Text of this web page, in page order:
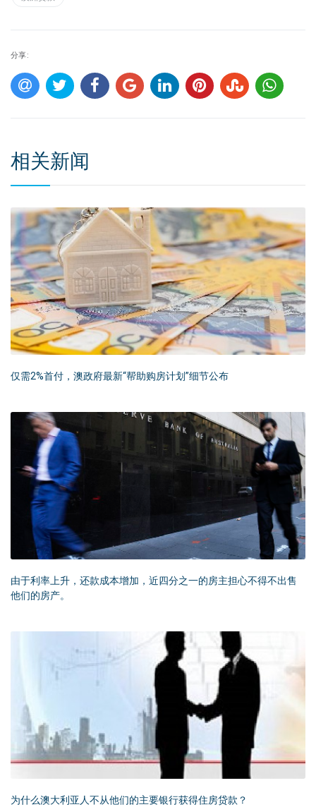
分享:
相关新闻
仅需2%首付，澳政府最新“帮助购房计划”细节公布
由于利率上升，还款成本增加，近四分之一的房主担心不得不出售
他们的房产。
为什么澳大利亚人不从他们的主要银行获得住房贷款？